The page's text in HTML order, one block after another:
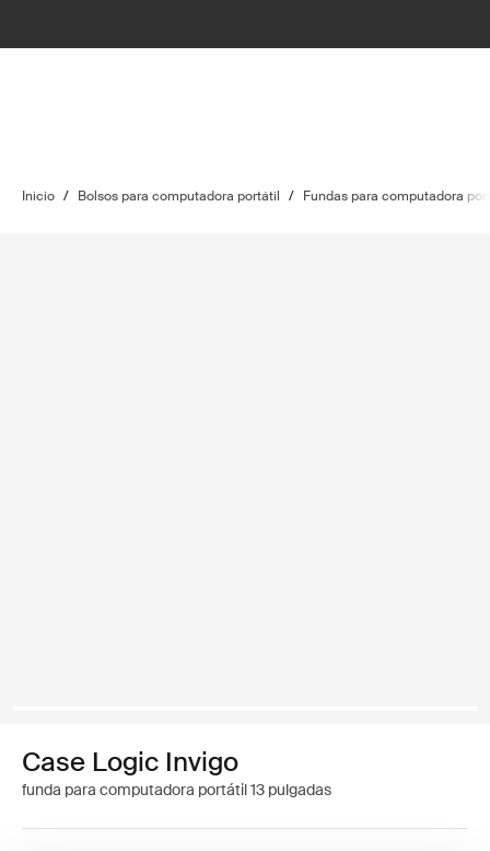
Inicio / Bolsos para computadora portátil / Fundas para computadora
Case Logic Invigo
funda para computadora portátil 13 pulgadas